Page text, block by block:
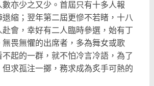
數亦少之又少。首屆只有十多人報
縮；翌年第二屆更慘不若睹，十八
赴會，幸好有二人臨時參選，始有丁
畏無懼的出席者，多為舞女或歌
起的一群，就不怕冷言冷語，為了
求孤注一擲，務求成為炙手可熱的